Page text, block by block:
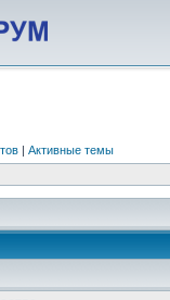
| Активные темы